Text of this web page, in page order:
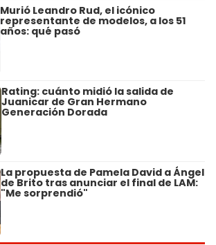
Murió Leandro Rud, el icónico
representante de modelos, a los 51
años: qué pasó
Rating: cuánto midió la salida de
Juanicar de Gran Hermano
Generación Dorada
La propuesta de Pamela David a Ángel
de Brito tras anunciar el final de LAM:
"Me sorprendió"